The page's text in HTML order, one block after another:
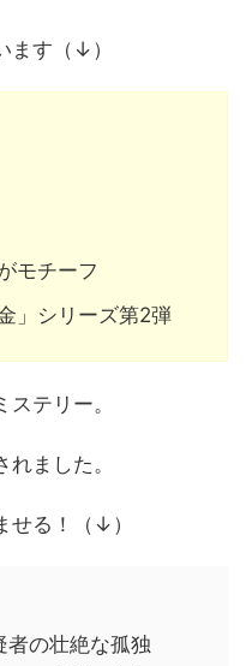
ます（↓）
モチーフ
」シリーズ第2弾
テリー。
ました。
せる！（↓）
の壮絶な孤独